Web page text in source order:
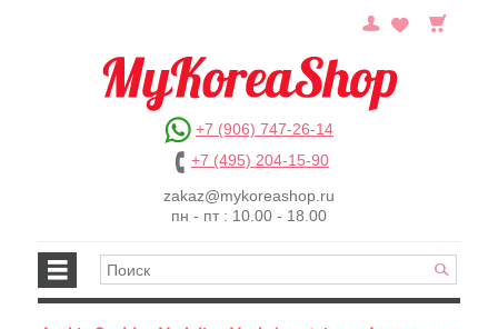
+7 (906) 747-26-14
+7 (495) 204-15-90
zakaz@mykoreashop.ru
пн - пт : 10.00 - 18.00